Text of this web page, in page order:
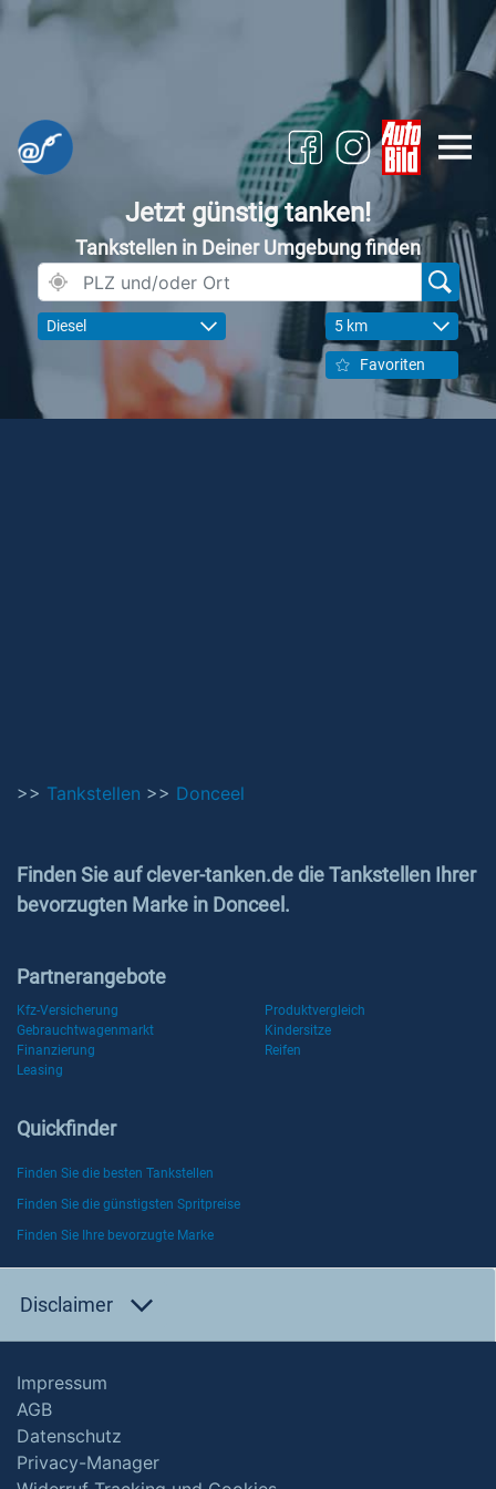
Jetzt günstig tanken!
Tankstellen in Deiner Umgebung finden
Diesel 5 km
Favoriten
>> Tankstellen >> Donceel
Finden Sie auf clever-tanken.de die Tankstellen Ihrer
bevorzugten Marke in Donceel.
Partnerangebote
Kfz-Versicherung
Produktvergleich
Gebrauchtwagenmarkt
Kindersitze
Finanzierung
Reifen
Leasing
Quickfinder
Finden Sie die besten Tankstellen
Finden Sie die günstigsten Spritpreise
Finden Sie Ihre bevorzugte Marke
Disclaimer
Impressum
AGB
Datenschutz
Privacy-Manager